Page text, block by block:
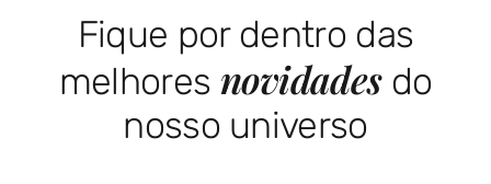
Fique por dentro das
melhores novidadesdo
nosso universo